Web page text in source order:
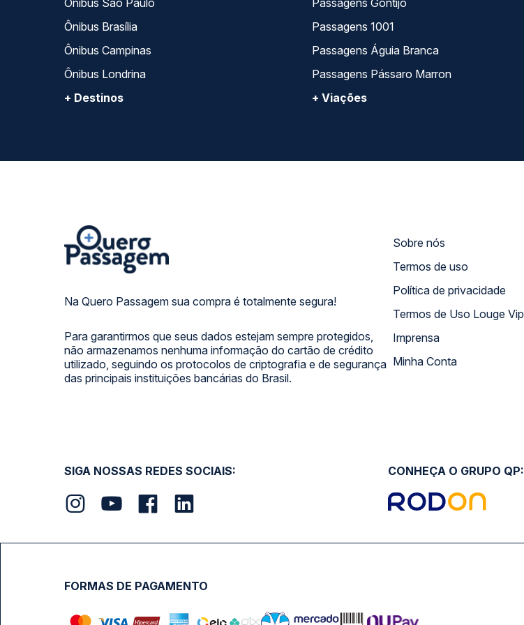
Ônibus São Paulo
Ônibus Brasília
Ônibus Campinas
Ônibus Londrina
+ Destinos
Passagens Gontijo
Passagens 1001
Passagens Águia Branca
Passagens Pássaro Marron
+ Viações
Na Quero Passagem sua compra é totalmente segura!
Para garantirmos que seus dados estejam sempre protegidos,
não armazenamos nenhuma informação do cartão de crédito
utilizado, seguindo os protocolos de criptografia e de segurança
das principais instituições bancárias do Brasil.
Sobre nós
Termos de uso
Política de privacidade
Termos de Uso Louge Vip
Imprensa
Minha Conta
SIGA NOSSAS REDES SOCIAIS: CONHEÇA O GRUPO QP:
FORMAS DE PAGAMENTO